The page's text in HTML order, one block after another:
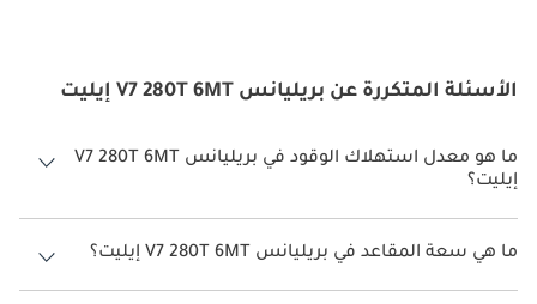
الأسئلة المتكررة عن بريليانس V7 280T 6MT إيليت
ما هو معدل استهلاك الوقود في بريليانس V7 280T 6MT
إيليت؟
يبلغ معدل استهلاك الوقود المقترح من الشركة المصنعة لسيارة بريليانس
V7 2026 من 10 كم/ليتر.
ما هي سعة المقاعد في بريليانس V7 280T 6MT إيليت؟
تتسع بريليانس V7 280T 6MT إيليت لأ 5 أشخاص.